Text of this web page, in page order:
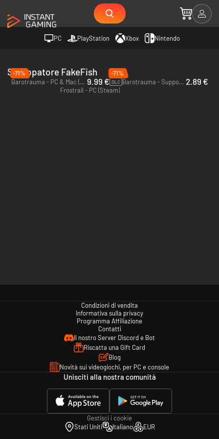
PC PlayStation Xbox Nintendo
Sviluppatore FakeFish
-71%
Barotrauma - PC & Mac (Steam) 9.99 €
-71%
DLC Barotrauma - Supporter Pack - PC (Steam) 2.89 €
Frostrail - PC (Steam)
Condizioni di vendita
Informativa sulla privacy
Programma Affiliazione
Contatti
Il nostro Server Discord e Bot
Riscatta una Gift Card
Blog
Novità sui videogiochi, per PC e console
Unisciti alla nostra comunità
Gestisci i cookie
Stati Uniti
Italiano EUR